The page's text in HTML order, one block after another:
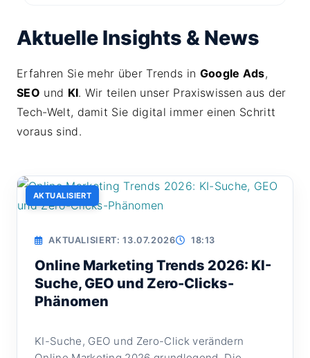
Aktuelle Insights & News
Erfahren Sie mehr über Trends in Google Ads,
SEO und KI. Wir teilen unser Praxiswissen aus der
Tech-Welt, damit Sie digital immer einen Schritt
voraus sind.
AKTUALISIERT
AKTUALISIERT: 13.07.2026 18:13
Online Marketing Trends 2026: KI-
Suche, GEO und Zero-Clicks-
Phänomen
KI-Suche, GEO und Zero-Click verändern